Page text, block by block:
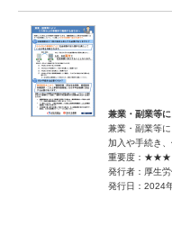
兼業・副業等
兼業・副業等
加入や手続き
重要度：★★★
発行者：厚生
発行日：2024